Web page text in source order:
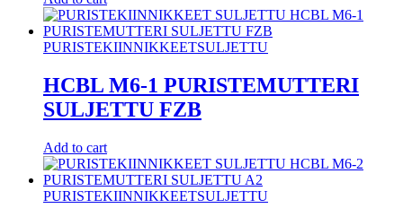
PURISTEKIINNIKKEETSULJETTU
HCBL M6-1 PURISTEMUTTERI
SULJETTU FZB
Add to cart
PURISTEKIINNIKKEETSULJETTU